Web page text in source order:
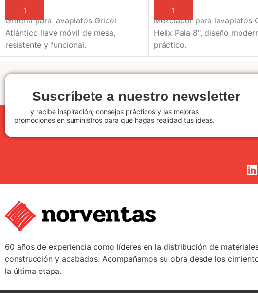
AÑADIR A LA CESTA
Grifería para lavaplatos Gricol
Atlántico llave móvil de mesa,
resistente y funcional.
AÑADIR A LA CESTA
Mezclador para lavaplatos
Helix Pala 8", diseño
práctico.
Suscríbete a nuestro newsletter
y recibe inspiración, consejos prácticos y las mejores
promociones en suministros para que hagas realidad tus ideas.
60 años de experiencia como líderes en la distribución de
construcción y acabados. Acompañamos su obra desde los
la última etapa.